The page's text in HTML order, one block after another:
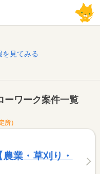
見てみる
ーワーク案件一覧
所）
業・草刈り・